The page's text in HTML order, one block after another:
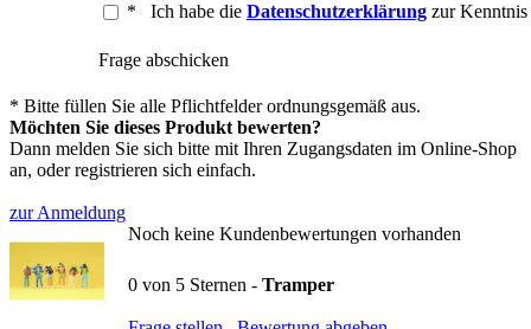
* Ich habe die Datenschutzerklärung zur Kenntnis
Frage abschicken
* Bitte füllen Sie alle Pflichtfelder ordnungsgemäß aus.
Möchten Sie dieses Produkt bewerten?
Dann melden Sie sich bitte mit Ihren Zugangsdaten im Online-Shop
an, oder registrieren sich einfach.
zur Anmeldung
Noch keine Kundenbewertungen vorhanden
0 von 5 Sternen - Tramper